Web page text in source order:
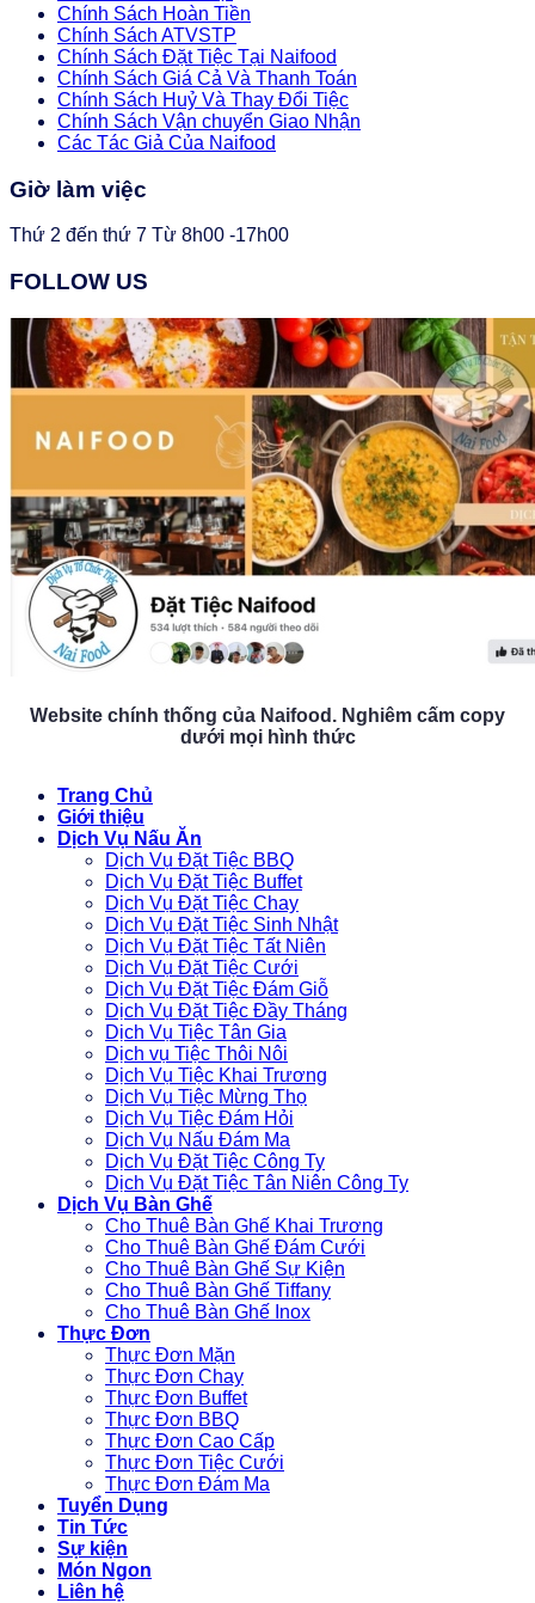
Chính Sách Hoàn Tiền
Chính Sách ATVSTP
Chính Sách Đặt Tiệc Tại Naifood
Chính Sách Giá Cả Và Thanh Toán
Chính Sách Huỷ Và Thay Đổi Tiệc
Chính Sách Vận chuyển Giao Nhận
Các Tác Giả Của Naifood
Giờ làm việc
Thứ 2 đến thứ 7 Từ 8h00 -17h00
FOLLOW US
Website chính thống của Naifood. Nghiêm cấm copy
dưới mọi hình thức
Trang Chủ
Giới thiệu
Dịch Vụ Nấu Ăn
Dịch Vụ Đặt Tiệc BBQ
Dịch Vụ Đặt Tiệc Buffet
Dịch Vụ Đặt Tiệc Chay
Dịch Vụ Đặt Tiệc Sinh Nhật
Dịch Vụ Đặt Tiệc Tất Niên
Dịch Vụ Đặt Tiệc Cưới
Dịch Vụ Đặt Tiệc Đám Giỗ
Dịch Vụ Đặt Tiệc Đầy Tháng
Dịch Vụ Tiệc Tân Gia
Dịch vụ Tiệc Thôi Nôi
Dịch Vụ Tiệc Khai Trương
Dịch Vụ Tiệc Mừng Thọ
Dịch Vụ Tiệc Đám Hỏi
Dịch Vụ Nấu Đám Ma
Dịch Vụ Đặt Tiệc Công Ty
Dịch Vụ Đặt Tiệc Tân Niên Công Ty
Dịch Vụ Bàn Ghế
Cho Thuê Bàn Ghế Khai Trương
Cho Thuê Bàn Ghế Đám Cưới
Cho Thuê Bàn Ghế Sự Kiện
Cho Thuê Bàn Ghế Tiffany
Cho Thuê Bàn Ghế Inox
Thực Đơn
Thực Đơn Mặn
Thực Đơn Chay
Thực Đơn Buffet
Thực Đơn BBQ
Thực Đơn Cao Cấp
Thực Đơn Tiệc Cưới
Thực Đơn Đám Ma
Tuyển Dụng
Tin Tức
Sự kiện
Món Ngon
Liên hệ